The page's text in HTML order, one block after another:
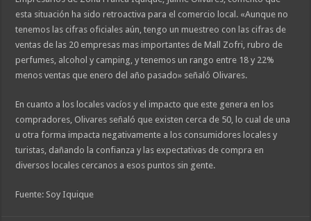
esta situación ha sido retroactiva para el comercio local. «Aunque no
tenemos las cifras oficiales aún, tengo un muestreo con las cifras de
ventas de las 20 empresas mas importantes de Mall Zofri, rubro de
perfumes, alcohol y camping, y tenemos un rango entre 18 y 22%
menos ventas que enero del año pasado» señaló Olivares.
En cuanto a los locales vacíos y el impacto que este genera en los
compradores, Olivares señaló que existen cerca de 50, lo cual de una
u otra forma impacta negativamente a los consumidores locales y
turistas, dañando la confianza y las expectativas de compra en
diversos locales cercanos a esos puntos sin gente.
Fuente: Soy Iquique